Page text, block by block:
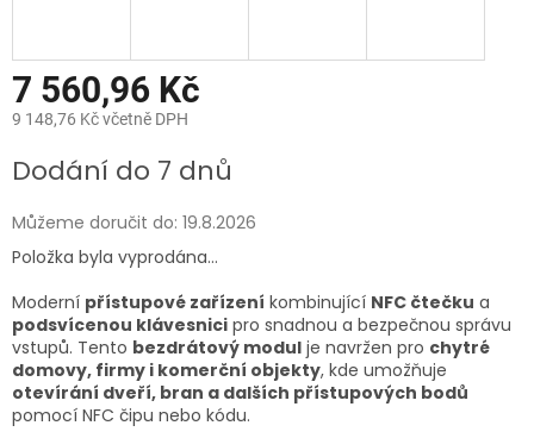
7 560,96 Kč
9 148,76 Kč včetně DPH
cena:
Dodání do 7 dnů
Můžeme doručit do: 19.8.2026
Položka byla vyprodána…
Moderní přístupové zařízení kombinující NFC čtečku a
podsvícenou klávesnici pro snadnou a bezpečnou správu
vstupů. Tento bezdrátový modul je navržen pro chytré
domovy, firmy i komerční objekty, kde umožňuje
otevírání dveří, bran a dalších přístupových bodů
pomocí NFC čipu nebo kódu.